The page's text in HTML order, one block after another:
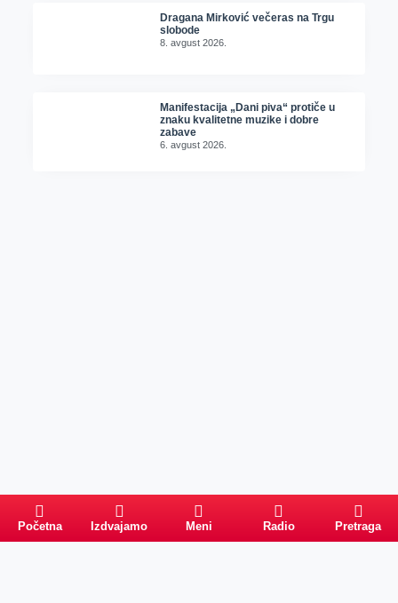
Dragana Mirković večeras na Trgu
slobode
8. avgust 2026.
Manifestacija „Dani piva“ protiče u
znaku kvalitetne muzike i dobre
zabave
6. avgust 2026.
Početna Izdvajamo Meni Radio Pretraga